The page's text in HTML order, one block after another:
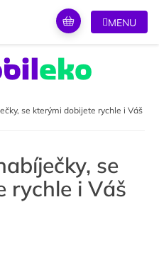
se kterými dobijete rychle i Váš
se
rychle i Váš